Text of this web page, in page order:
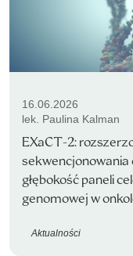
16.06.2026
lek. Paulina Kalman
EXaCT-2:
sekwencjonowania
głębokość paneli
genomowej w
Aktualności